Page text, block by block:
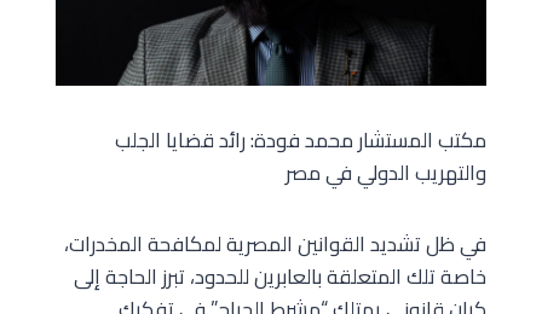
مكتب المستشار محمد فودة: رائد قضايا الجلب
والتهريب الدولي في مصر
في ظل تشديد القوانين المصرية لمكافحة المخدرات،
خاصة تلك المتعلقة بالعابرين للحدود، تبرز الحاجة إلى